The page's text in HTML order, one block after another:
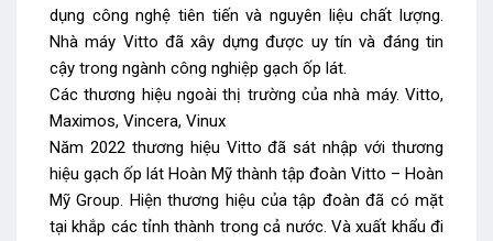
dụng công nghệ tiên tiến và nguyên liệu chất lượng.
Nhà máy Vitto đã xây dựng được uy tín và đáng tin
cậy trong ngành công nghiệp gạch ốp lát.
Các thương hiệu ngoài thị trường của nhà máy. Vitto,
Maximos, Vincera, Vinux
Năm 2022 thương hiệu Vitto đã sát nhập với thương
hiệu gạch ốp lát Hoàn Mỹ thành tập đoàn Vitto – Hoàn
Mỹ Group. Hiện thương hiệu của tập đoàn đã có mặt
tại khắp các tỉnh thành trong cả nước. Và xuất khẩu đi